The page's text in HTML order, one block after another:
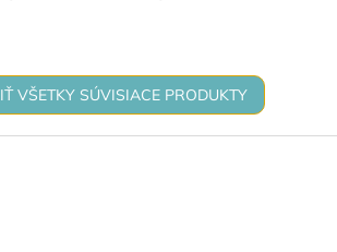
VŠETKY SÚVISIACE PRODUKTY